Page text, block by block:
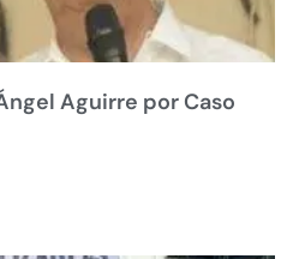
Aguirre por Caso